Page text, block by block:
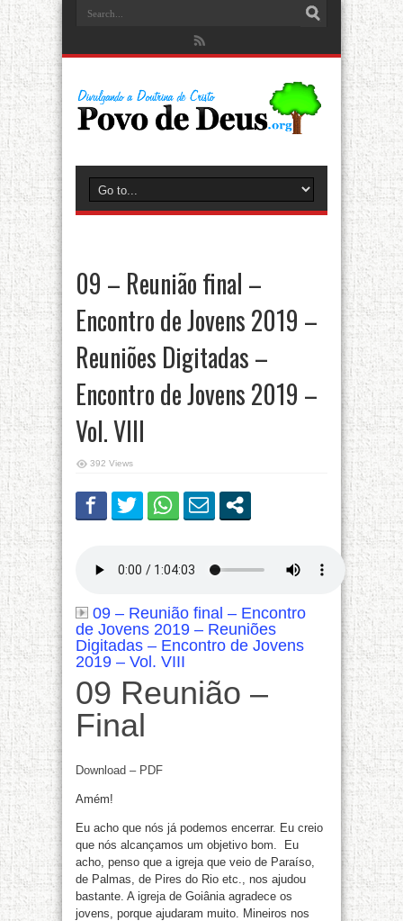
09 – Reunião final –
Encontro de Jovens 2019 –
Reuniões Digitadas –
Encontro de Jovens 2019 –
Vol. VIII
392 Views
09 – Reunião final – Encontro
de Jovens 2019 – Reuniões
Digitadas – Encontro de Jovens
2019 – Vol. VIII
09 Reunião –
Final
Download – PDF
Amém!
Eu acho que nós já podemos encerrar. Eu creio
que nós alcançamos um objetivo bom. Eu
acho, penso que a igreja que veio de Paraíso,
de Palmas, de Pires do Rio etc., nos ajudou
bastante. A igreja de Goiânia agradece os
jovens, porque ajudaram muito. Mineiros nos